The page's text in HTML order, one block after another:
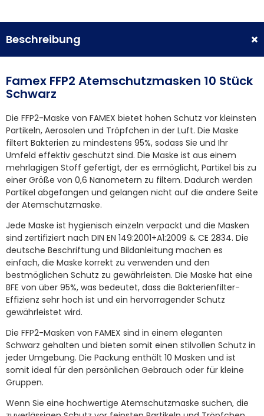
Beschreibung
Famex FFP2 Atemschutzmasken 10 Stück
Schwarz
Die FFP2-Maske von FAMEX bietet hohen Schutz vor kleinsten
Partikeln, Aerosolen und Tröpfchen in der Luft. Die Maske
filtert Bakterien zu mindestens 95%, sodass Sie und Ihr
Umfeld effektiv geschützt sind. Die Maske ist aus einem
mehrlagigen Stoff gefertigt, der es ermöglicht, Partikel bis zu
einer Größe von 0,6 Nanometern zu filtern. Dadurch werden
Partikel abgefangen und gelangen nicht auf die andere Seite
der Atemschutzmaske.
Jede Maske ist hygienisch einzeln verpackt und die Masken
sind zertifiziert nach DIN EN 149:2001+A1:2009 & CE 2834. Die
deutsche Beschriftung und Bildanleitung machen es
einfach, die Maske korrekt zu verwenden und den
bestmöglichen Schutz zu gewährleisten. Die Maske hat eine
BFE von über 95%, was bedeutet, dass die Bakterienfilter-
Effizienz sehr hoch ist und ein hervorragender Schutz
gewährleistet wird.
Die FFP2-Masken von FAMEX sind in einem eleganten
Schwarz gehalten und bieten somit einen stilvollen Schutz in
jeder Umgebung. Die Packung enthält 10 Masken und ist
somit ideal für den persönlichen Gebrauch oder für kleine
Gruppen.
Wenn Sie eine hochwertige Atemschutzmaske suchen, die